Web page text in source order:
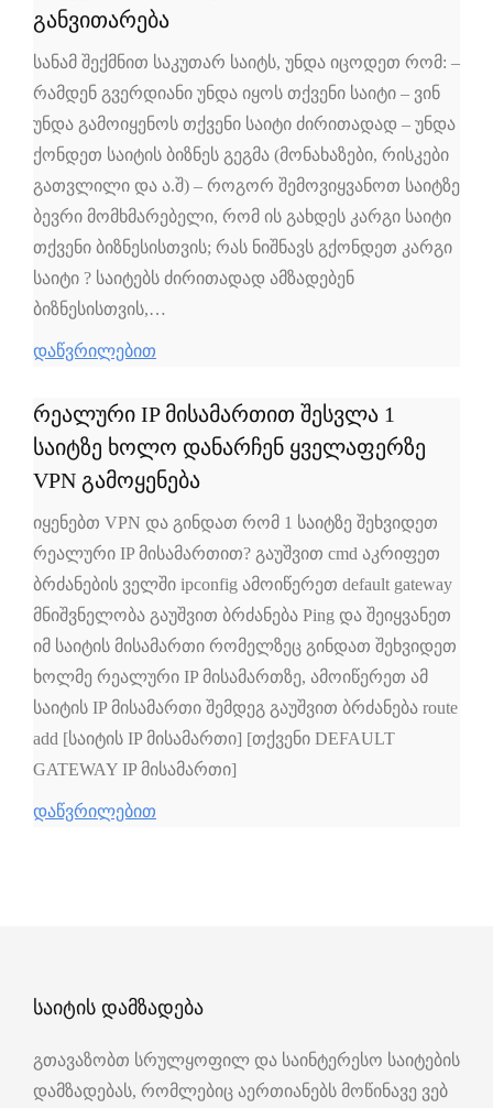
განვითარება
სანამ შექმნით საკუთარ საიტს, უნდა იცოდეთ რომ: –
რამდენ გვერდიანი უნდა იყოს თქვენი საიტი – ვინ
უნდა გამოიყენოს თქვენი საიტი ძირითადად – უნდა
ქონდეთ საიტის ბიზნეს გეგმა (მონახაზები, რისკები
გათვლილი და ა.შ) – როგორ შემოვიყვანოთ საიტზე
ბევრი მომხმარებელი, რომ ის გახდეს კარგი საიტი
თქვენი ბიზნესისთვის; რას ნიშნავს გქონდეთ კარგი
საიტი ? საიტებს ძირითადად ამზადებენ
ბიზნესისთვის,…
დაწვრილებით
რეალური IP მისამართით შესვლა 1
საიტზე ხოლო დანარჩენ ყველაფერზე
VPN გამოყენება
იყენებთ VPN და გინდათ რომ 1 საიტზე შეხვიდეთ
რეალური IP მისამართით? გაუშვით cmd აკრიფეთ
ბრძანების ველში ipconfig ამოიწერეთ default gateway
მნიშვნელობა გაუშვით ბრძანება Ping და შეიყვანეთ
იმ საიტის მისამართი რომელზეც გინდათ შეხვიდეთ
ხოლმე რეალური IP მისამართზე, ამოიწერეთ ამ
საიტის IP მისამართი შემდეგ გაუშვით ბრძანება route
add [საიტის IP მისამართი] [თქვენი DEFAULT
GATEWAY IP მისამართი]
დაწვრილებით
საიტის დამზადება
გთავაზობთ სრულყოფილ და საინტერესო საიტების
დამზადებას, რომლებიც აერთიანებს მოწინავე ვებ